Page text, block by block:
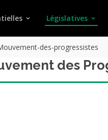
Législatives
des-progressistes
des